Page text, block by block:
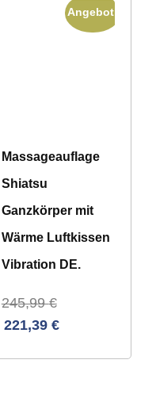
Angebot!
Massageauflage
Shiatsu
Ganzkörper mit
Wärme Luftkissen
Vibration DE.
245,99€
221,39 €